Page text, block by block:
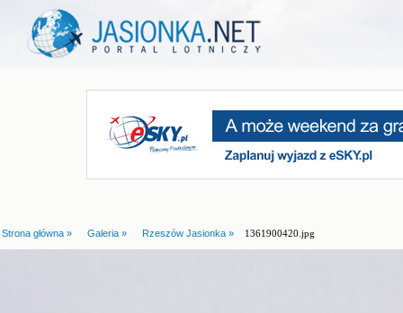
Strona główna » Galeria » Rzeszów Jasionka » 1361900420.jpg